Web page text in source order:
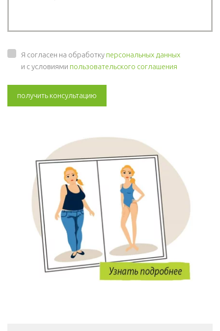
Я согласен на обработкуперсональных данных
и с условиями пользовательского соглашения
получить консультацию